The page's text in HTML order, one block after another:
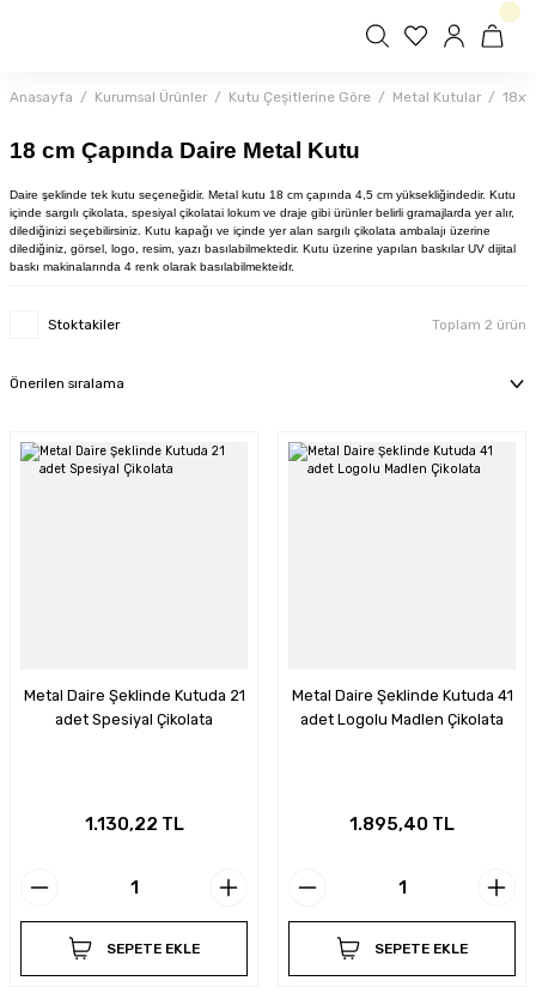
Anasayfa Kurumsal Ürünler Kutu Çeşitlerine Göre Metal Kutular
18 cm Çapında Daire Metal Kutu
Daire şeklinde tek kutu seçeneğidir. Metal kutu 18 cm çapında 4,5 cm yüksekliğindedir. Kutu
içinde sargılı çikolata, spesiyal çikolatai lokum ve draje gibi ürünler belirli gramajlarda yer alır,
dilediğinizi seçebilirsiniz. Kutu kapağı ve içinde yer alan sargılı çikolata ambalajı üzerine
dilediğiniz, görsel, logo, resim, yazı basılabilmektedir. Kutu üzerine yapılan baskılar UV dijital
baskı makinalarında 4 renk olarak basılabilmekteidr.
Stoktakiler Toplam 2 ürün
Metal Daire Şeklinde Kutuda 21
adet Spesiyal Çikolata
1.130,22 TL
SEPETE EKLE
Metal Daire Şeklinde Kutuda 41
adet Logolu Madlen Çikolata
1.895,40 TL
SEPETE EKLE